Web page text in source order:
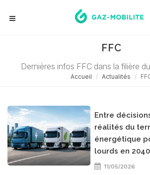
FFC
Dernières infos FFC dans la filière
Accueil Actualités
Entre
réalités du
énergétique
lourds en
11/05/2026